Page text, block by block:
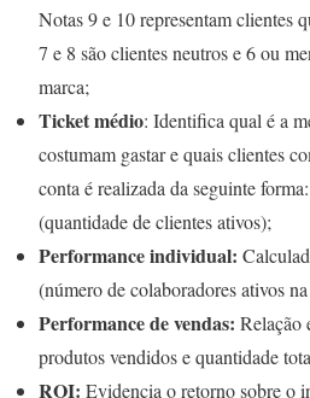
Notas 9 e 10 representam clientes
7 e 8 são clientes neutros e 6 ou
marca;
Ticket médio: Identifica qual é a
costumam gastar e quais clientes
conta é realizada da seguinte
(quantidade de clientes ativos);
Performance individual:
(número de colaboradores ativos
Performance de vendas: Relação
produtos vendidos e quantidade
ROI: Evidencia o retorno sobre o